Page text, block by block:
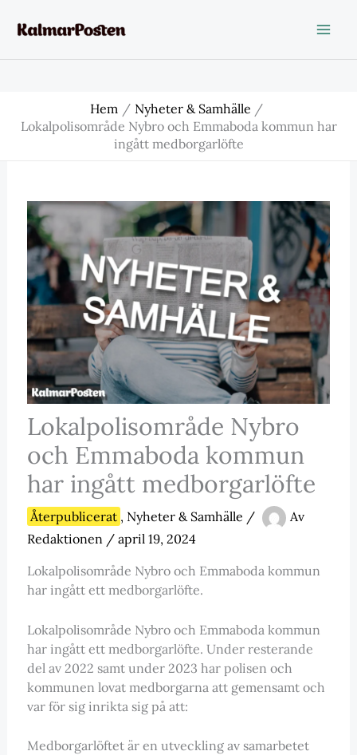
Hem
Nyheter & Samhälle
Lokalpolisområde Nybro och Emmaboda kommun har
ingått medborgarlöfte
Lokalpolisområde Nybro
och Emmaboda kommun
har ingått medborgarlöfte
Återpublicerat , Nyheter & Samhälle /
Av
Redaktionen / april 19, 2024
Lokalpolisområde Nybro och Emmaboda kommun
har ingått ett medborgarlöfte.
Lokalpolisområde Nybro och Emmaboda kommun
har ingått ett medborgarlöfte. Under resterande
del av 2022 samt under 2023 har polisen och
kommunen lovat medborgarna att gemensamt och
var för sig inrikta sig på att:
Medborgarlöftet är en utveckling av samarbetet